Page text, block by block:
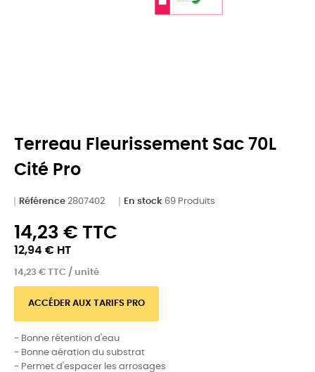
Terreau Fleurissement Sac 70L
Cité Pro
Référence 2807402 En stock 69 Produits
14,23 € TTC
12,94 € HT
14,23 € TTC / unité
ACCÉDER AUX TARIFS PRO
- Bonne rétention d'eau
- Bonne aération du substrat
- Permet d'espacer les arrosages